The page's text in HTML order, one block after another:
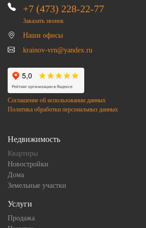
+7 (473) 228-22-77
Заказать звонок
Наши офисы
krainov-vrn@yandex.ru
Соглашение об использовании данных
Политика обработки персональныз данных
Недвижимость
Квартиры
Новостройки
Дома
Земельные участки
Услуги
Продажа